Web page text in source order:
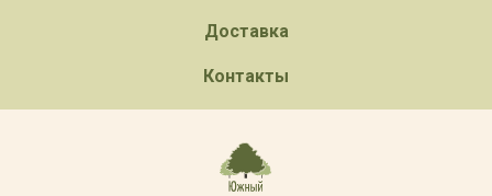
Доставка
Контакты